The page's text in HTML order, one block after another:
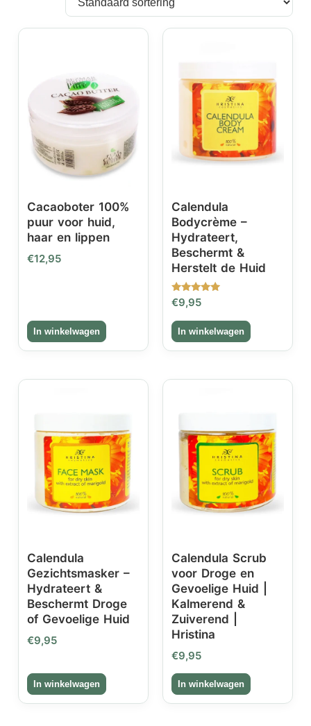
Cacaoboter 100%
puur voor huid,
haar en lippen
€12,95
Calendula
Bodycrème –
Hydrateert,
Beschermt &
Herstelt de Huid
Gewaardeerd
5.00
€9,95
Calendula
Gezichtsmasker –
Hydrateert &
Beschermt Droge
of Gevoelige Huid
€9,95
Calendula Scrub
voor Droge en
Gevoelige Huid |
Kalmerend &
Zuiverend |
Hristina
€9,95